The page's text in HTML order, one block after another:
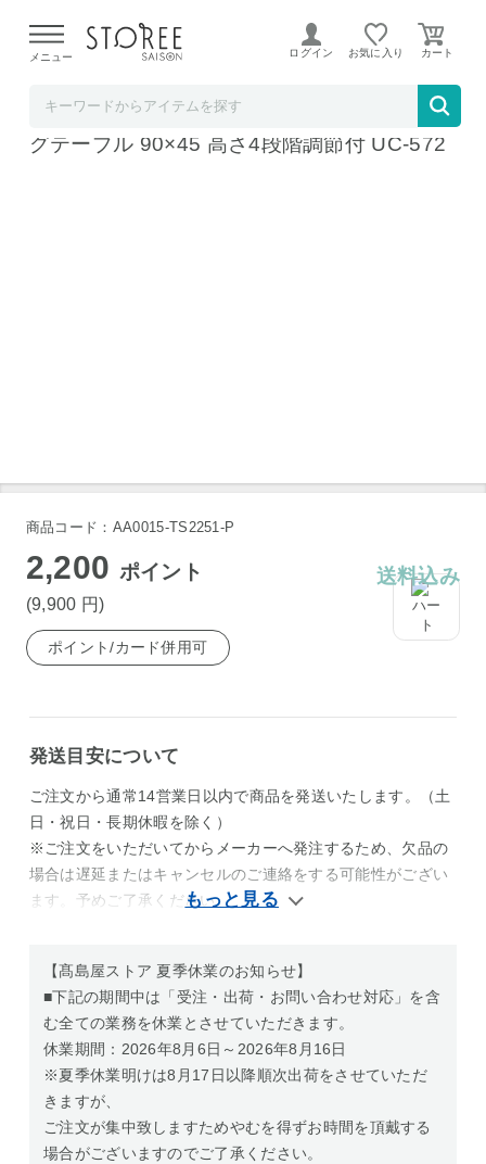
よる配送遅延が発生しております。
メニュー ログイン お気に入り
キャプテンスタッグ ビストロフォールディン
グテーブル 90×45 高さ4段階調節付 UC-572
商品コード：AA0015-TS2251-P
2,200 ポイント
(9,900 円)
送料込み
ポイント/カード併用可
発送目安について
ご注文から通常14営業日以内で商品を発送いたします。（土
日・祝日・長期休暇を除く）
※ご注文をいただいてからメーカーへ発注するため、欠品の
場合は遅延またはキャンセルのご連絡をする可能性がござい
ます。予めご了承ください。
【髙島屋ストア 夏季休業のお知らせ】
■下記の期間中は「受注・出荷・お問い合わせ対応」を含
む全ての業務を休業とさせていただきます。
休業期間：2026年8月6日～2026年8月16日
※夏季休業明けは8月17日以降順次出荷をさせていただ
きますが、
ご注文が集中致しますためやむを得ずお時間を頂戴する
場合がございますのでご了承ください。